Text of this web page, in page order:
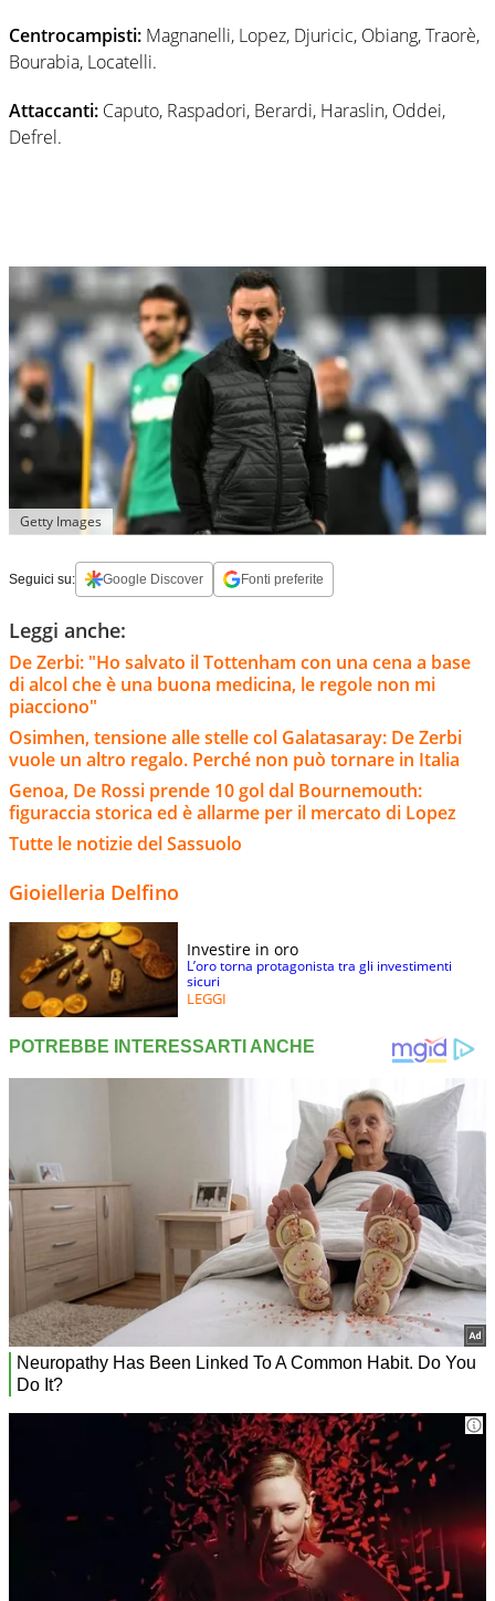
Centrocampisti: Magnanelli, Lopez, Djuricic, Obiang, Traorè,
Bourabia, Locatelli.
Attaccanti: Caputo, Raspadori, Berardi, Haraslin, Oddei,
Defrel.
Getty Images
Seguici su: Google Discover Fonti preferite
Leggi anche:
De Zerbi: "Ho salvato il Tottenham con una cena a base
di alcol che è una buona medicina, le regole non mi
piacciono"
Osimhen, tensione alle stelle col Galatasaray: De Zerbi
vuole un altro regalo. Perché non può tornare in Italia
Genoa, De Rossi prende 10 gol dal Bournemouth:
figuraccia storica ed è allarme per il mercato di Lopez
Tutte le notizie del Sassuolo
Gioielleria Delfino
Investire in oro
L’oro torna protagonista tra gli investimenti
sicuri
LEGGI